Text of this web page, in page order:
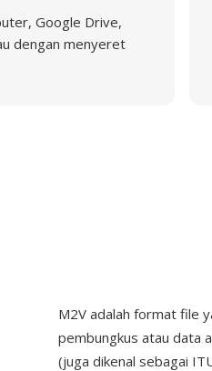
Google Drive,
dengan menyeret
M2V adalah format file
pembungkus atau data
(juga dikenal sebagai